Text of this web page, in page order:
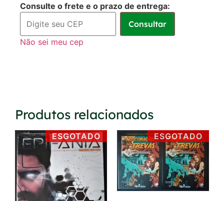
sem juros
sem juros
Consulte o frete e o prazo de entrega:
Consultar
Não sei meu cep
Produtos relacionados
ESGOTADO ESGOTADO